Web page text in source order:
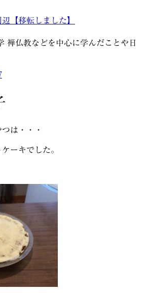
【移転しました】
禅仏教などを中心に学んだことや日
は・・・
ーキでした。